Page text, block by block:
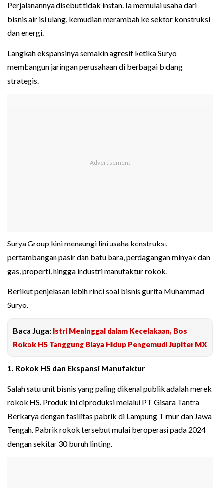
Perjalanannya disebut tidak instan. Ia memulai usaha dari
bisnis air isi ulang, kemudian merambah ke sektor konstruksi
dan energi.
Langkah ekspansinya semakin agresif ketika Suryo
membangun jaringan perusahaan di berbagai bidang
strategis.
Surya Group kini menaungi lini usaha konstruksi,
pertambangan pasir dan batu bara, perdagangan minyak dan
gas, properti, hingga industri manufaktur rokok.
Berikut penjelasan lebih rinci soal bisnis gurita Muhammad
Suryo.
Baca Juga: Istri Meninggal dalam Kecelakaan, Bos
Rokok HS Tanggung Biaya Hidup Pengemudi Jupiter MX
1. Rokok HS dan Ekspansi Manufaktur
Salah satu unit bisnis yang paling dikenal publik adalah merek
rokok HS. Produk ini diproduksi melalui PT Gisara Tantra
Berkarya dengan fasilitas pabrik di Lampung Timur dan Jawa
Tengah. Pabrik rokok tersebut mulai beroperasi pada 2024
dengan sekitar 30 buruh linting.